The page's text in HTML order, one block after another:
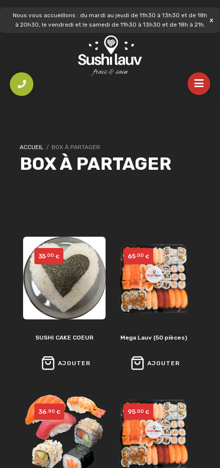
Nous vous accueillons : du mardi au jeudi de 11h30 à 13h30 et de 18h
à 20h30, le vendredi et le samedi de 11h30 à 13h30 et de 18h à 21h.
ACCUEIL / BOX À PARTAGER
BOX À PARTAGER
SUSHI CAKE COEUR
35.00 €
AJOUTER
Mega Lauv (50 pièces)
65.00 €
AJOUTER
36 .90 € 95 .00 €